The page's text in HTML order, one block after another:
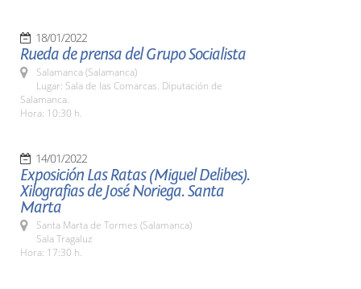
18/01/2022
Rueda de prensa del Grupo Socialista
Salamanca (Salamanca)
Lugar: Sala de las Comarcas. Diputación de
Salamanca.
Hora: 10:30 h.
14/01/2022
Exposición Las Ratas (Miguel Delibes).
Xilografias de José Noriega. Santa
Marta
Santa Marta de Tormes (Salamanca)
Sala Tragaluz
Hora: 17:30 h.